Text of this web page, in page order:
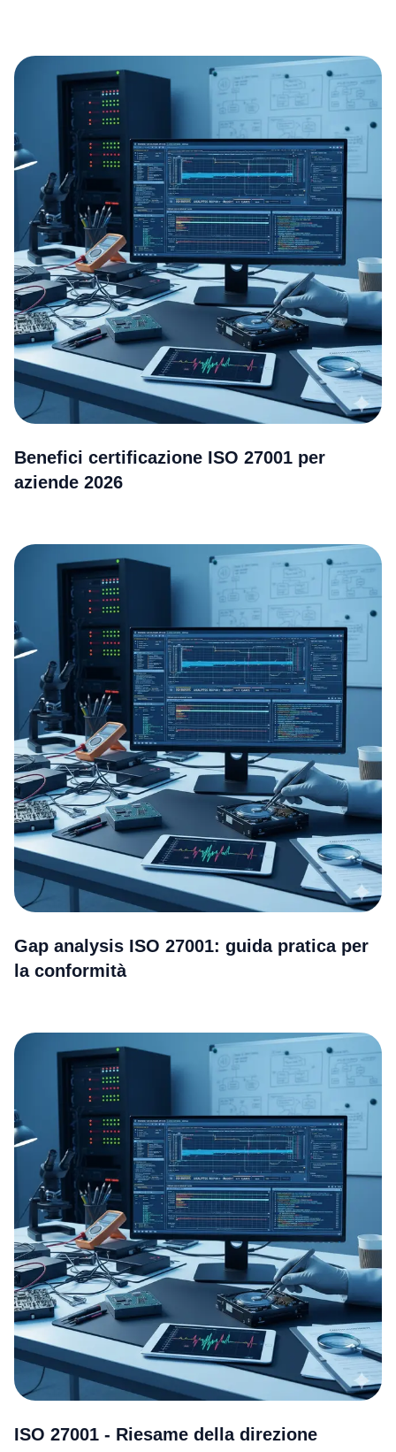
Benefici certificazione ISO 27001 per
aziende 2026
Gap analysis ISO 27001: guida pratica per
la conformità
ISO 27001 - Riesame della direzione